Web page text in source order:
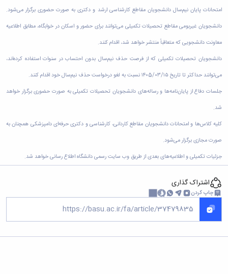
فرهنگی
و
اجتماعی
نهاد
نمایندگی
مقام
معظم
رهبری
تماس
با
دانشگاه
روابط
آدرس
دانشکده‌ها
شماره
غیرفارسی‌زبانان
آموزش‌های
و
الکترونیکی
کارکنان
سایر
تقویم
نظامنامه
اخلاق
آموزش
دانش‌آموختگان
آزمایشگاه
مقاومت
مصالح
آزمایشگاه
آزمایشگاه
باستان
آزمایشگاه
و
بینایی
ژئوماتیک
کتابخانه
مرکزی
و
مرکز
اسناد
پایان
و
منابع
تویسرکان
مدیریت
و
حسابداری
رزن
صنایع
بهار
مجتمع
آموزش
عالی
فاطمیه
(ویژه
دختران)
بدنی
فوق
برنامه
زمین
چمن
ورزشی
تفریحی-
باغ
دانشگاه
موزه
تاریخ
طبیعی
سینا
مؤسسه
های
مردمی
(محمد)
امتحانات پایان نیم‌سال دانشجویان مقاطع کارشناسی ارشد و دکتری به صورت حضوری برگزار می‌شود.
دانشجویان غیربومی مقاطع تحصیلات تکمیلی می‌توانند برای حضور و اسکان در خوابگاه، مطابق اطلاعیه
معاونت دانشجویی که متعاقباً منتشر خواهد شد، اقدام کنند.
دانشجویان تحصیلات تکمیلی که از فرصت حذف نیم‌سال بدون احتساب در سنوات استفاده کرده‌اند،
می‌توانند حداکثر تا تاریخ ۱۴۰5/۰۳/۱۵ نسبت به لغو درخواست حذف نیم‌سال خود اقدام کنند.
جلسات دفاع از پایان‌نامه‌ها و رساله‌های دانشجویان تحصیلات تکمیلی به صورت حضوری برگزار خواهد
شد.
کلیه کلاس‌ها و امتحانات دانشجویان مقاطع کاردانی، کارشناسی و دکتری حرفه‌ای دامپزشکی همچنان به
صورت مجازی برگزار می‌شود.
جزئیات تکمیلی و اطلاعیه‌های بعدی از طریق وب سایت رسمی دانشگاه اطلاع رسانی خواهد شد.
اشتراک گذاری
چاپ کردن